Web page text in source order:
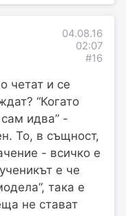
04.08.16
02:07
#16
четат и се
“Когато
сам идва” -
То, в същност,
- всичко е
е че
така е
не стават